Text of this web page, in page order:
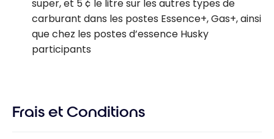
super, et 5 ¢ le litre sur les autres types de
carburant dans les postes Essence+, Gas+, ainsi
que chez les postes d’essence Husky
participants
Frais et Conditions